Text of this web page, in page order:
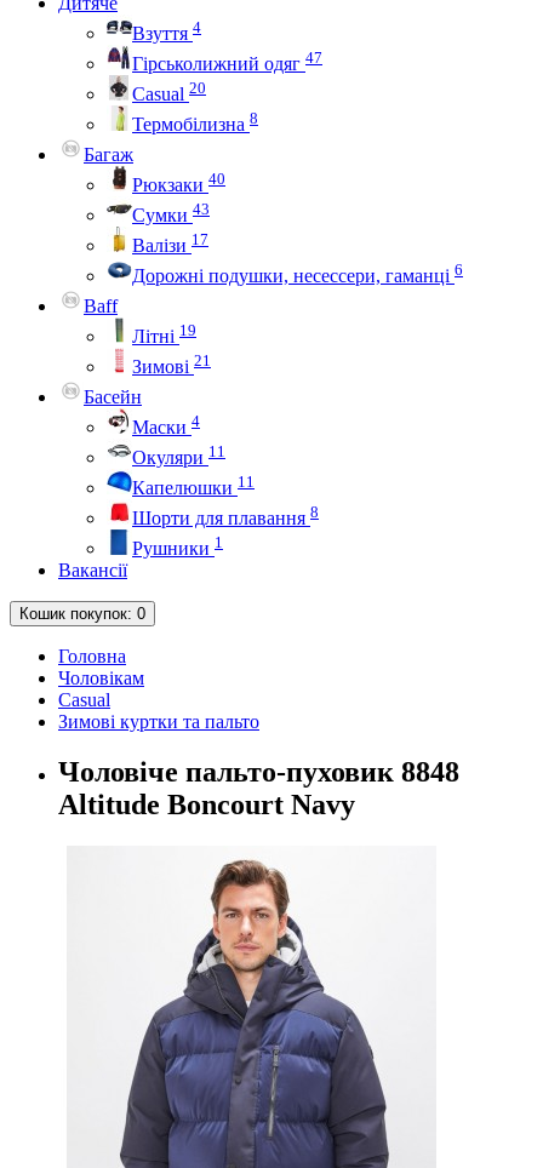
Взуття 4
Гірськолижний одяг 47
Casual 20
Термобілизна 8
Багаж
Рюкзаки 40
Сумки 43
Валізи 17
Дорожні подушки, несессери, гаманці 6
Baff
Літні 19
Зимові 21
Басейн
Маски 4
Окуляри 11
Капелюшки 11
Шорти для плавання 8
Рушники 1
Вакансії
Кошик покупок: 0
Головна
Чоловікам
Casual
Зимові куртки та пальто
Чоловіче пальто-пуховик 8848
Altitude Boncourt Navy